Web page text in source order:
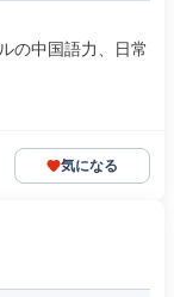
の中国語力、日常
気になる